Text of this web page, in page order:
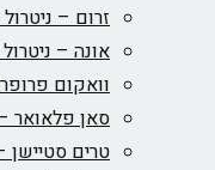
זרום – ניטרול
אונה –
וואקום
סאן פלאואר
טרים סטיישן